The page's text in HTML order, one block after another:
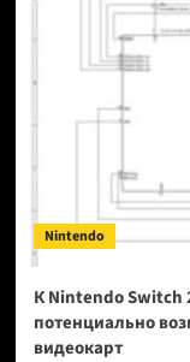
Nintendo
К Nintendo Switch
потенциально
видеокарт